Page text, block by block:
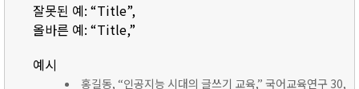
잘못된 예: “Title”,
올바른 예: “Title,”
예시
홍길동, “인공지능 시대의 글쓰기 교육,” 국어교육연구 30,